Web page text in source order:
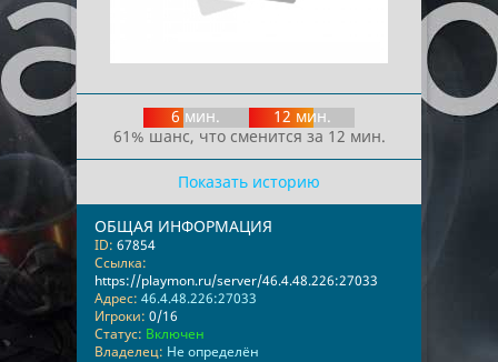
6 мин.
12 мин.
61% шанс, что сменится за 12 мин.
Показать историю
ОБЩАЯ ИНФОРМАЦИЯ
ID: 67854
Ссылка:
https://playmon.ru/server/46.4.48.226:27033
Адрес: 46.4.48.226:27033
Игроки: 0/16
Статус: Включен
Владелец: Не определён